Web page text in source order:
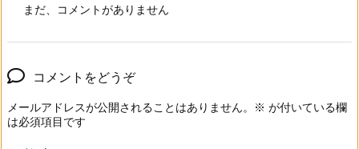
まだ、コメントがありません
コメントをどうぞ
メールアドレスが公開されることはありません。 ※ が付いている欄
は必須項目です